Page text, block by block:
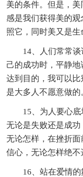
美的条件。但是，
感是我们获得美的
照它，同时美又是生
14、人们常常谈
己的成功时，平静
达到目的，我可以
是大多人不愿意做的
15、为人要心底
无论是失败还是成功
无论怎样，在挫折
信心，无论怎样绝不
16、站在爱情的